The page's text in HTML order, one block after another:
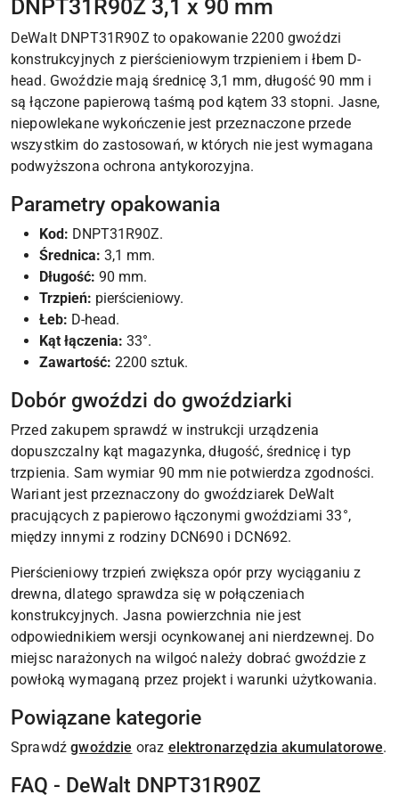
DNPT31R90Z 3,1 x 90 mm
DeWalt DNPT31R90Z to opakowanie 2200 gwoździ
konstrukcyjnych z pierścieniowym trzpieniem i łbem D-
head. Gwoździe mają średnicę 3,1 mm, długość 90 mm i
są łączone papierową taśmą pod kątem 33 stopni. Jasne,
niepowlekane wykończenie jest przeznaczone przede
wszystkim do zastosowań, w których nie jest wymagana
podwyższona ochrona antykorozyjna.
Parametry opakowania
Kod: DNPT31R90Z.
Średnica: 3,1 mm.
Długość: 90 mm.
Trzpień: pierścieniowy.
Łeb: D-head.
Kąt łączenia: 33°.
Zawartość: 2200 sztuk.
Dobór gwoździ do gwoździarki
Przed zakupem sprawdź w instrukcji urządzenia
dopuszczalny kąt magazynka, długość, średnicę i typ
trzpienia. Sam wymiar 90 mm nie potwierdza zgodności.
Wariant jest przeznaczony do gwoździarek DeWalt
pracujących z papierowo łączonymi gwoździami 33°,
między innymi z rodziny DCN690 i DCN692.
Pierścieniowy trzpień zwiększa opór przy wyciąganiu z
drewna, dlatego sprawdza się w połączeniach
konstrukcyjnych. Jasna powierzchnia nie jest
odpowiednikiem wersji ocynkowanej ani nierdzewnej. Do
miejsc narażonych na wilgoć należy dobrać gwoździe z
powłoką wymaganą przez projekt i warunki użytkowania.
Powiązane kategorie
Sprawdźgwoździe oraz elektronarzędzia akumulatorowe.
FAQ - DeWalt DNPT31R90Z